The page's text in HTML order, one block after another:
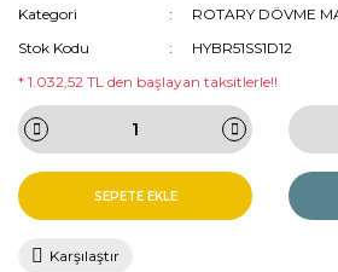
Kategori
ROTARY DÖVME
Stok Kodu
HYBR51SS1D12
* 1.032,52 TL den başlayan taksitlerle!!
SEPETE EKLE
Karşılaştır